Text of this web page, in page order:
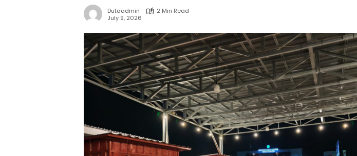
Dutaadmin
2 Min Read
July 9, 2026